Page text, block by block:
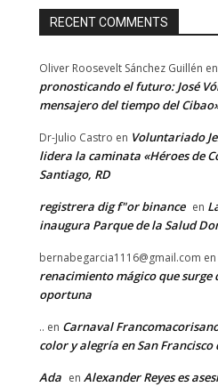
RECENT COMMENTS
Oliver Roosevelt Sánchez Guillén en
pronosticando el futuro: José
mensajero del tiempo del
Dr-Julio Castro en Voluntariado
lidera la caminata «Héroes de
Santiago, RD
registrera dig f"or binance en
inaugura Parque de la Salud
bernabegarcia1116@gmail.com en
renacimiento mágico que surge
oportuna
.. en Carnaval
color y alegría en San Francisco
Ada en Alexander Reyes es